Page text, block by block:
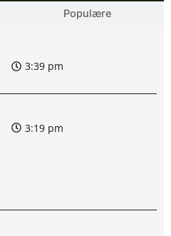
Populære
3:39 pm
3:19 pm